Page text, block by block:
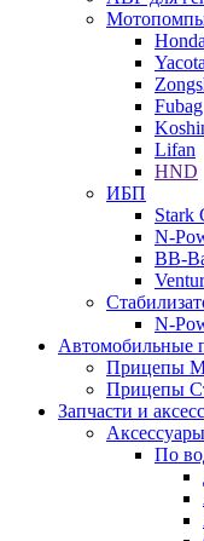
Honda
Yacota
Fubag
Lifan
HND
ИБП
Stark
N-
BB-
N-
Автомобильные
Прицепы
Прицепы
Запчасти и
По